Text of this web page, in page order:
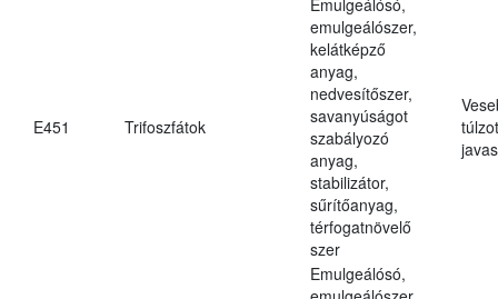
E451 Trifoszfátok
emulgeálószer,
kelátképző
anyag,
nedvesítőszer,
savanyúságot
szabályozó
anyag,
stabilizátor,
sűrítőanyag,
térfogatnövelő
szer
Emulgeálósó,